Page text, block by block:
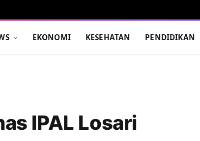
EKONOMI KESEHATAN PENDIDIKAN
IPAL Losari